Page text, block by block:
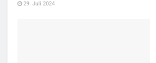
29. Juli 2024